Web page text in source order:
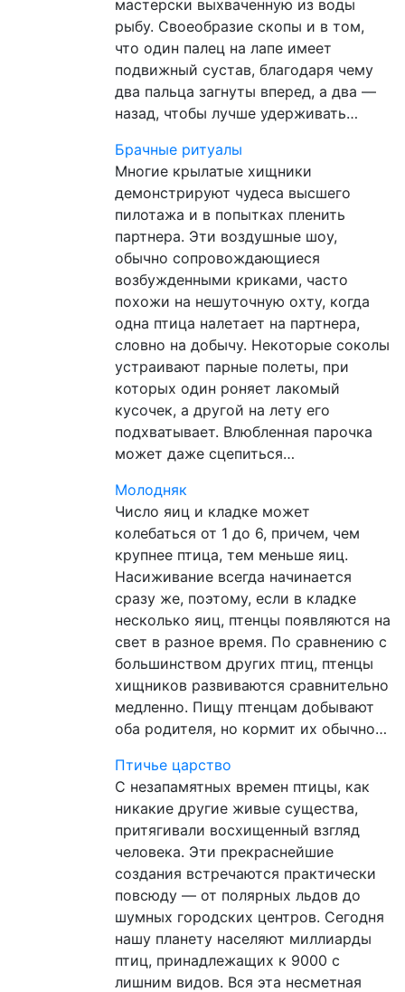
мастерски выхваченную из воды
рыбу. Своеобразие скопы и в том,
что один палец на лапе имеет
подвижный сустав, благодаря чему
два пальца загнуты вперед, а два —
назад, чтобы лучше удерживать…
Брачные ритуалы
Многие крылатые хищники
демонстрируют чудеса высшего
пилотажа и в попытках пленить
партнера. Эти воздушные шоу,
обычно сопровождающиеся
возбужденными криками, часто
похожи на нешуточную охту, когда
одна птица налетает на партнера,
словно на добычу. Некоторые соколы
устраивают парные полеты, при
которых один роняет лакомый
кусочек, а другой на лету его
подхватывает. Влюбленная парочка
может даже сцепиться…
Молодняк
Число яиц и кладке может
колебаться от 1 до 6, причем, чем
крупнее птица, тем меньше яиц.
Насиживание всегда начинается
сразу же, поэтому, если в кладке
несколько яиц, птенцы появляются на
свет в разное время. По сравнению с
большинством других птиц, птенцы
хищников развиваются сравнительно
медленно. Пищу птенцам добывают
оба родителя, но кормит их обычно…
Птичье царство
С незапамятных времен птицы, как
никакие другие живые существа,
притягивали восхищенный взгляд
человека. Эти прекраснейшие
создания встречаются практически
повсюду — от полярных льдов до
шумных городских центров. Сегодня
нашу планету населяют миллиарды
птиц, принадлежащих к 9000 с
лишним видов. Вся эта несметная